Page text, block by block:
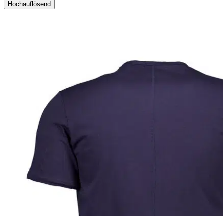
Hochauflösend